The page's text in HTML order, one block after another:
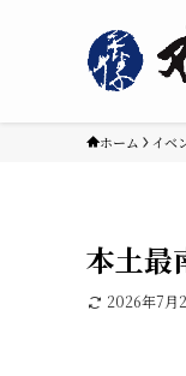
ホーム イベ
本土最
2026年7月